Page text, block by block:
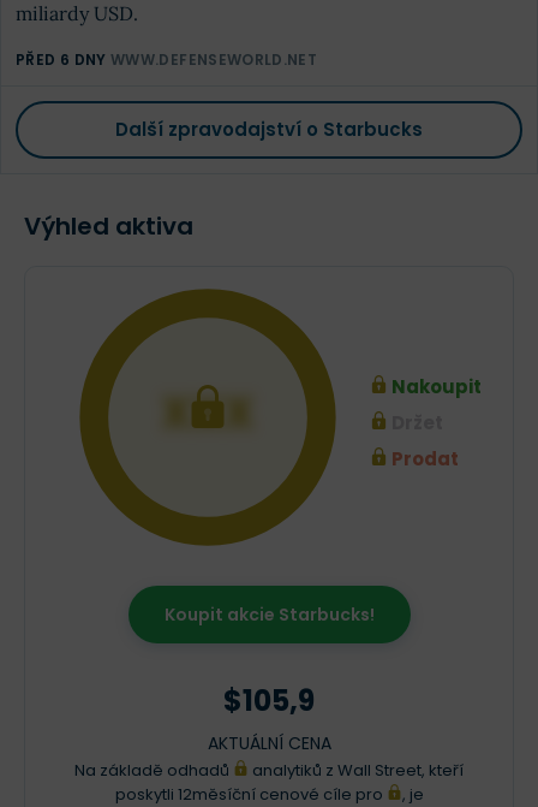
miliardy USD.
PŘED 6 DNY WWW.DEFENSEWORLD.NET
Další zpravodajství o Starbucks
Výhled aktiva
XXX
Nakoupit
Prodat
Koupit akcie Starbucks!
$105,9
AKTUÁLNÍ CENA
Na základě odhadů
analytiků z Wall Street, kteří
poskytli 12měsíční cenové cíle pro
, je